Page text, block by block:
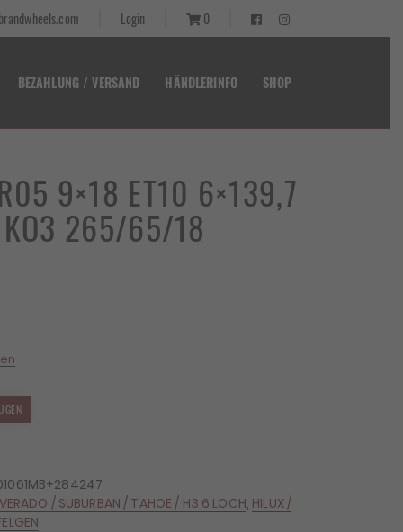
Login 0
BEZAHLUNG / VERSAND HÄNDLERINFO SHOP
9×18 ET10 6×139,7
265/65/18
/ SUBURBAN / TAHOE / H3 6 LOCH, HILUX /